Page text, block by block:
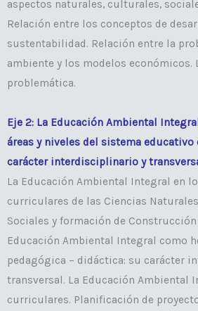
aspectos naturales, culturales,
Relación entre los conceptos de
sustentabilidad. Relación entre la
ambiente y los modelos económicos.
problemática.
Eje 2: La Educación Ambiental
áreas y niveles del sistema educativo
carácter interdisciplinario y
La Educación Ambiental Integral en
curriculares de las Ciencias
Sociales y formación de Construcción
Educación Ambiental Integral como
pedagógica – didáctica: su carácter
transversal. La Educación Ambiental
curriculares. Planificación de